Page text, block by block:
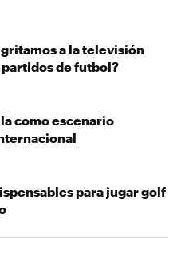
a la televisión
de futbol?
como escenario
para jugar golf